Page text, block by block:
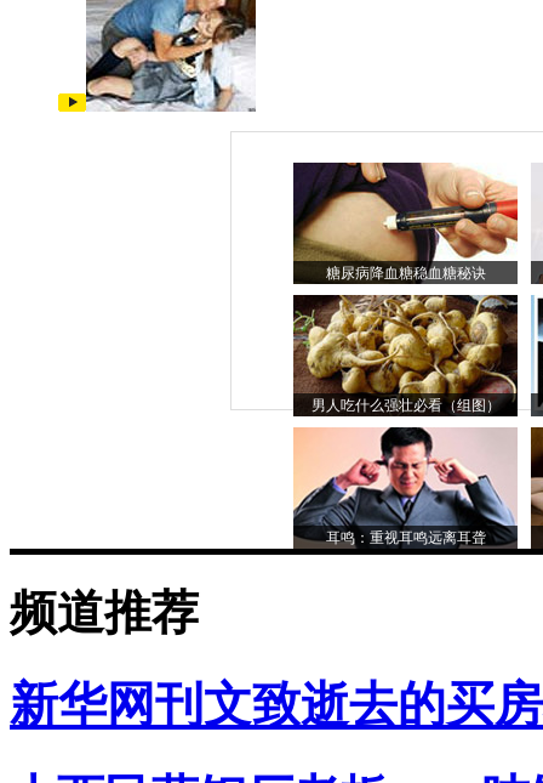
糖尿病降血糖稳血糖秘诀
男人吃什么强壮必看（组图）
耳鸣：重视耳鸣远离耳聋
频道推荐
新华网刊文致逝去的买